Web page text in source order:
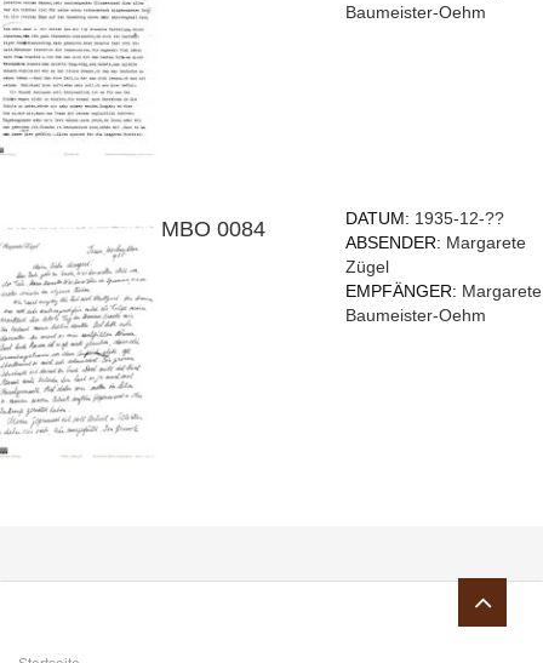
Baumeister-Oehm
MBO 0084 DATUM: 1935-12-??
ABSENDER: Margarete
Zügel
EMPFÄNGER: Margarete
Baumeister-Oehm
Sie sind hier